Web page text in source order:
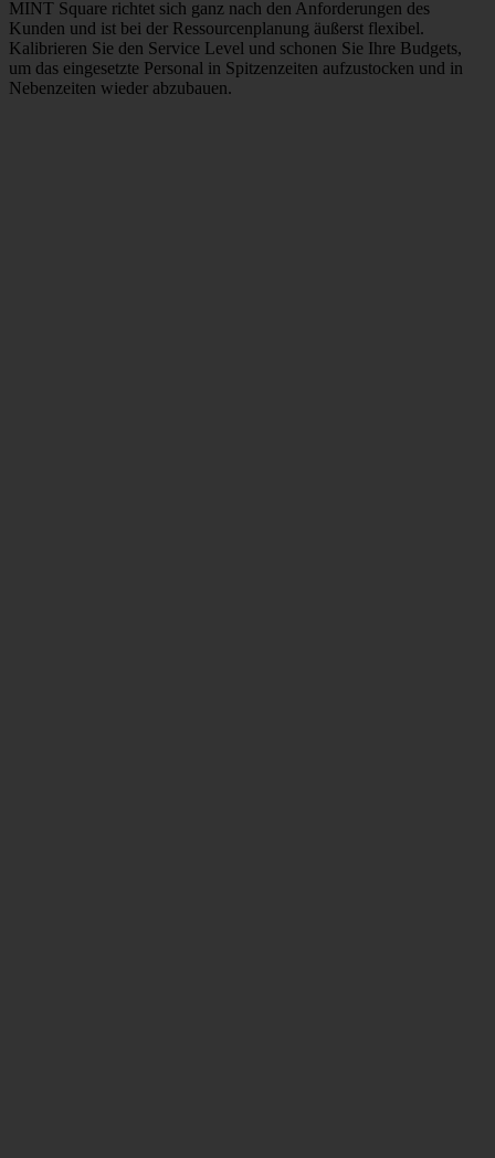
MINT Square richtet sich ganz nach den Anforderungen des
Kunden und ist bei der Ressourcenplanung äußerst flexibel.
Kalibrieren Sie den Service Level und schonen Sie Ihre Budgets,
um das eingesetzte Personal in Spitzenzeiten aufzustocken und in
Nebenzeiten wieder abzubauen.